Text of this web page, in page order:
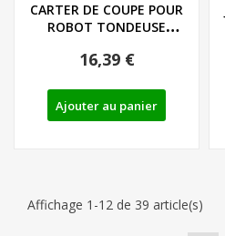
CARTER DE COUPE POUR
ROBOT TONDEUSE
16,39 €
Ajouter au panier
Affichage 1-12 de 39 article(s)